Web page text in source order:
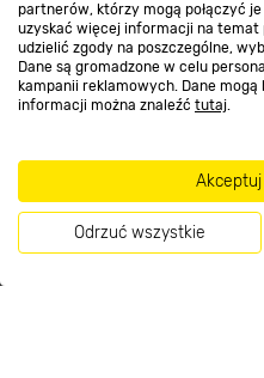
partnerów, którzy mogą połączyć
uzyskać więcej informacji na
udzielić zgody na poszczególne,
Dane są gromadzone w celu
kampanii reklamowych. Dane
informacji można znaleźć tutaj.
Odrzuć wszystkie
Dołącz do nas